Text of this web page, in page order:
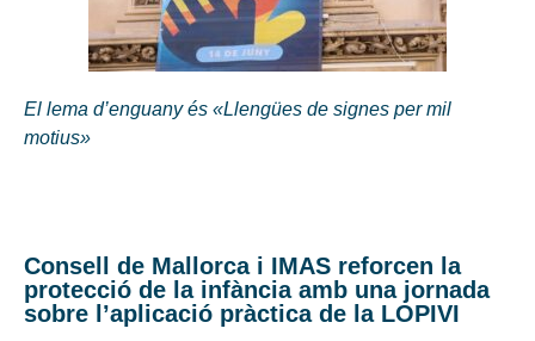
El lema d’enguany és «Llengües de signes per mil
motius»
Consell de Mallorca i IMAS reforcen la
protecció de la infància amb una jornada
sobre l’aplicació pràctica de la LOPIVI